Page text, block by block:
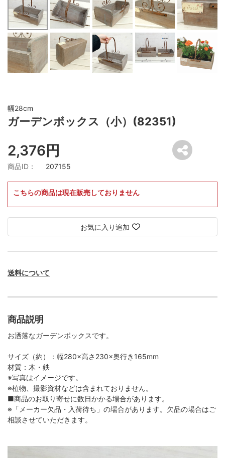
幅28cm
ガーデンボックス（小）(82351)
2,376円
商品ID： 207155
こちらの商品は現在販売しておりません
お気に入り追加
送料について
商品説明
お洒落なガーデンボックスです。
サイズ（約）：幅280×高さ230×奥行き165mm
材質：木・鉄
※写真はイメージです。
※植物、撮影資材などは含まれておりません。
■商品のお取り寄せに数日かかる場合があります。
※「メーカー欠品・入荷待ち」の場合があります。欠品の場合はご
相談させていただきます。